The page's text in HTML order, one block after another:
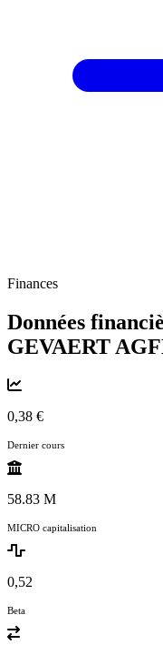
Finances
Données
GEVAERT
0,38 €
Dernier cours
58.83 M
MICRO capitalisation
0,52
Beta